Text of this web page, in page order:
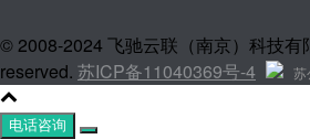
© 2008-2024 飞驰云联（南京）科技有
reserved. 苏ICP备11040369号-4
电话咨询